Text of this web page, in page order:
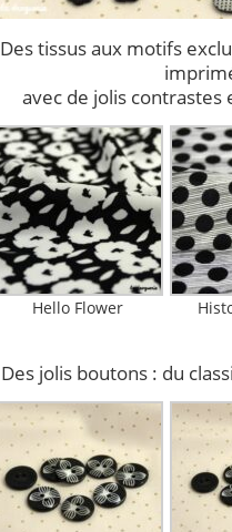
Des tissus aux motifs
avec de jolis
Hello Flower
Des jolis boutons : du